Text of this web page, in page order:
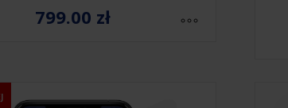
799.00 zł